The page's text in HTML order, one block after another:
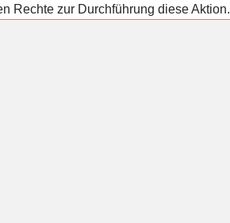
Rechte zur Durchführung diese Aktion.